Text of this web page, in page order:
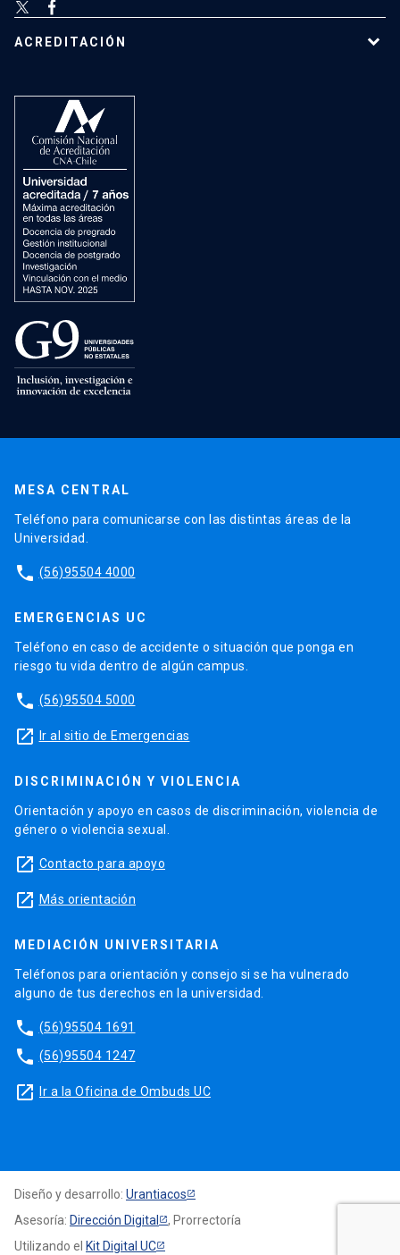
ACREDITACIÓN
MESA CENTRAL
Teléfono para comunicarse con las distintas áreas de la
Universidad.
phone (56)95504 4000
EMERGENCIAS UC
Teléfono en caso de accidente o situación que ponga en
riesgo tu vida dentro de algún campus.
phone (56)95504 5000
launch Ir al sitio de Emergencias
DISCRIMINACIÓN Y VIOLENCIA
Orientación y apoyo en casos de discriminación, violencia de
género o violencia sexual.
launch Contacto para apoyo
launch Más orientación
MEDIACIÓN UNIVERSITARIA
Teléfonos para orientación y consejo si se ha vulnerado
alguno de tus derechos en la universidad.
phone (56)95504 1691
phone (56)95504 1247
launch Ir a la Oficina de Ombuds UC
Diseño y desarrollo: Urantiacos
Asesoría: Dirección Digital
, Prorrectoría
Utilizando el Kit Digital UC